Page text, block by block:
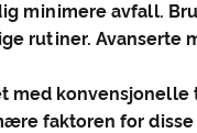
minimere avfall.
rutiner. Avanserte
med
faktoren for disse